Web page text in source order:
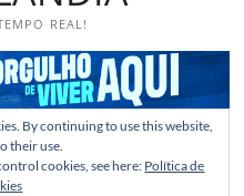
REAL!
By continuing to use this website,
their use.
cookies, see here: Política de